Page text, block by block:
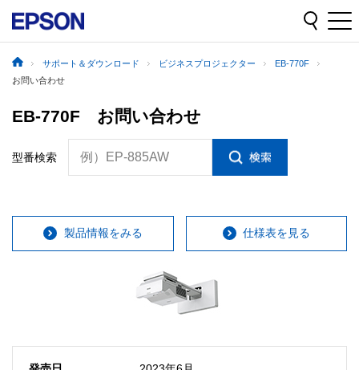
サポート＆ダウンロード ビジネスプロジェクター
EB-770F
お問い合わせ
EB-770F お問い合わせ
型番検索 例）EP-885AW
製品情報をみる 仕様表を見る